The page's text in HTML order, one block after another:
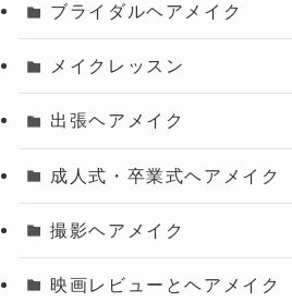
ブライダルヘアメイク
メイクレッスン
出張ヘアメイク
成人式・卒業式ヘアメイク
撮影ヘアメイク
映画レビューとヘアメイク